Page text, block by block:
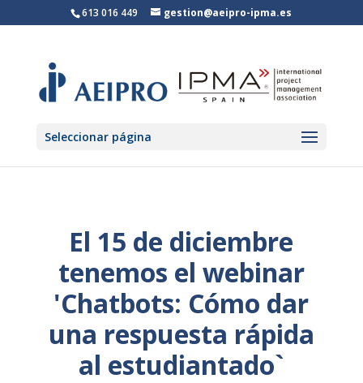
613 016 449 gestion@aeipro-ipma.es
Seleccionar página
El 15 de diciembre
tenemos el webinar
'Chatbots: Cómo dar
una respuesta rápida
al estudiantado`